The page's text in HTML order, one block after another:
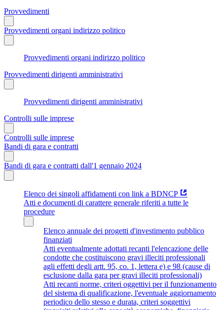
Provvedimenti
Provvedimenti organi indirizzo politico
Provvedimenti organi indirizzo politico
Provvedimenti dirigenti amministrativi
Provvedimenti dirigenti amministrativi
Controlli sulle imprese
Controlli sulle imprese
Bandi di gara e contratti
Bandi di gara e contratti dall'1 gennaio 2024
Elenco dei singoli affidamenti con link a BDNCP
Atti e documenti di carattere generale riferiti a tutte le
procedure
Elenco annuale dei progetti d'investimento pubblico
finanziati
Atti eventualmente adottati recanti l'elencazione delle
condotte che costituiscono gravi illeciti professionali
agli effetti degli artt. 95, co. 1, lettera e) e 98 (cause di
esclusione dalla gara per gravi illeciti professionali)
Atti recanti norme, criteri oggettivi per il funzionamento
del sistema di qualificazione, l'eventuale aggiornamento
periodico dello stesso e durata, criteri soggettivi